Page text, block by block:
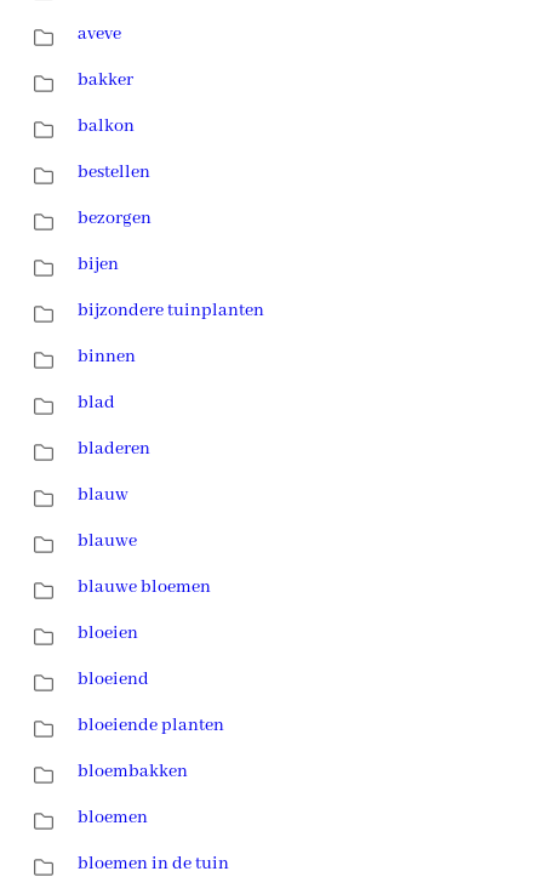
aveve
bakker
balkon
bestellen
bezorgen
bijen
bijzondere tuinplanten
binnen
blad
bladeren
blauw
blauwe
blauwe bloemen
bloeien
bloeiend
bloeiende planten
bloembakken
bloemen
bloemen in de tuin